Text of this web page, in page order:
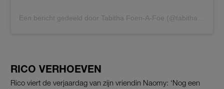
RICO VERHOEVEN
Rico viert de verjaardag van zijn vriendin Naomy: ‘Nog een